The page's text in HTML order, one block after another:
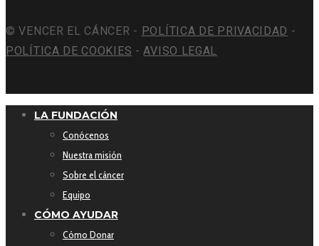
© VENCER EL CÁNCER - POLÍTICA DE PRIVACIDAD -
POLÍTICA DE COOKIES -AVISO LEGAL
LA FUNDACIÓN
Conócenos
Nuestra misión
Sobre el cáncer
Equipo
CÓMO AYUDAR
Cómo Donar